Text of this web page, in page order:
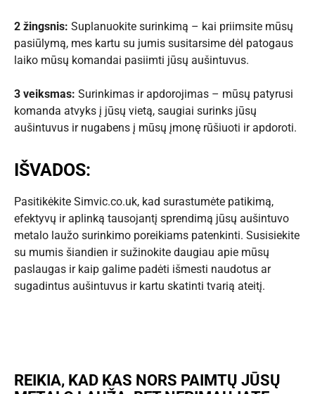
2 žingsnis: Suplanuokite surinkimą – kai priimsite mūsų
pasiūlymą, mes kartu su jumis susitarsime dėl patogaus
laiko mūsų komandai pasiimti jūsų aušintuvus.
3 veiksmas: Surinkimas ir apdorojimas – mūsų patyrusi
komanda atvyks į jūsų vietą, saugiai surinks jūsų
aušintuvus ir nugabens į mūsų įmonę rūšiuoti ir apdoroti.
IŠVADOS:
Pasitikėkite Simvic.co.uk, kad surastumėte patikimą,
efektyvų ir aplinką tausojantį sprendimą jūsų aušintuvo
metalo laužo surinkimo poreikiams patenkinti. Susisiekite
su mumis šiandien ir sužinokite daugiau apie mūsų
paslaugas ir kaip galime padėti išmesti naudotus ar
sugadintus aušintuvus ir kartu skatinti tvarią ateitį.
REIKIA, KAD KAS NORS PAIMTŲ JŪSŲ